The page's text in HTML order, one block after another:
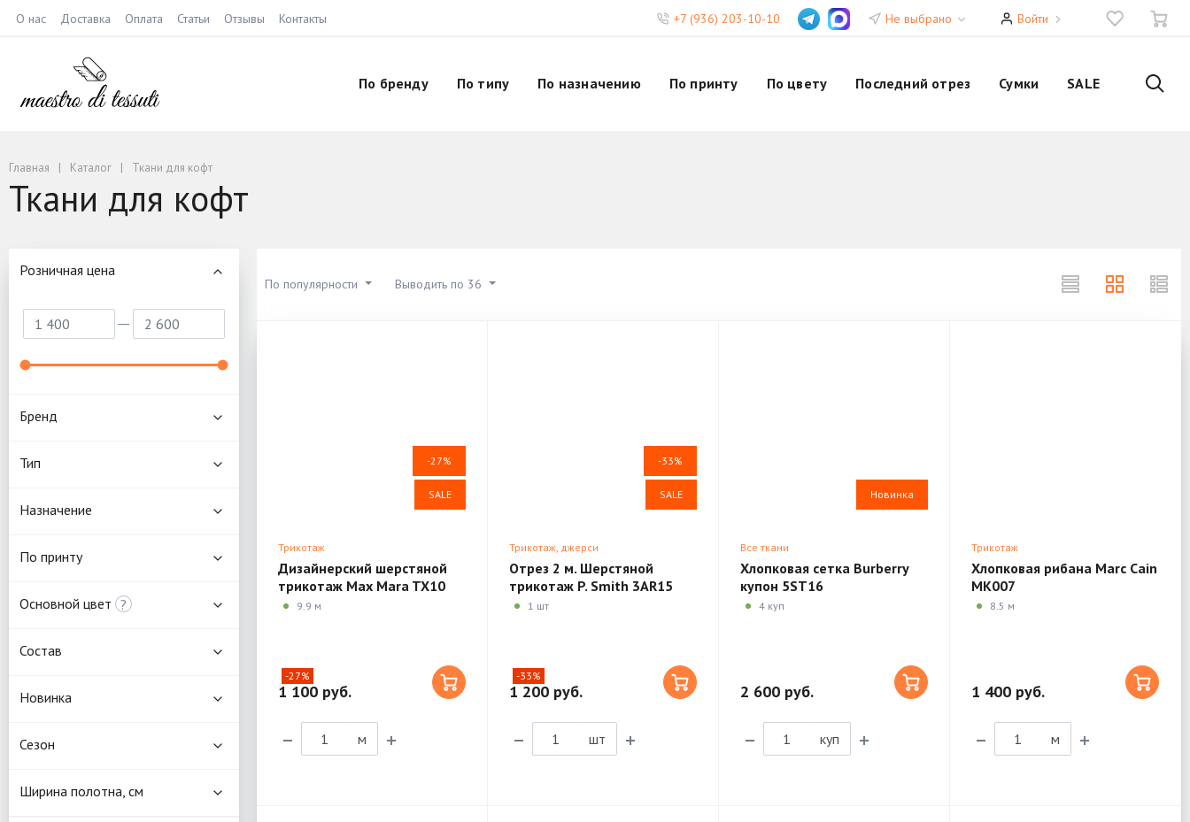
О нас Доставка Оплата Статьи Отзывы Контакты +7 (936) 203-10-10 Не выбрано Войти
По бренду По типу По назначению По принту По цвету Последний отрез Сумки SALE
Главная Каталог Ткани для кофт
Ткани для кофт
По популярности Выводить по 36
-27%
SALE
Трикотаж
Дизайнерский шерстяной
трикотаж Max Mara TX10
9.9 м
-27%
1 100 руб.
м
-33%
SALE
Трикотаж, джерси
Отрез 2 м. Шерстяной
трикотаж P. Smith 3AR15
1 шт
-33%
1 200 руб.
шт
Новинка
Все ткани
Хлопковая сетка Burberry
купон 5ST16
4 куп
2 600 руб.
куп
Трикотаж
Хлопковая рибана Marc Cain
MK007
8.5 м
1 400 руб.
м
Розничная цена
Бренд
Тип
Назначение
По принту
Основной цвет ?
Состав
Новинка
Сезон
Ширина полотна, см